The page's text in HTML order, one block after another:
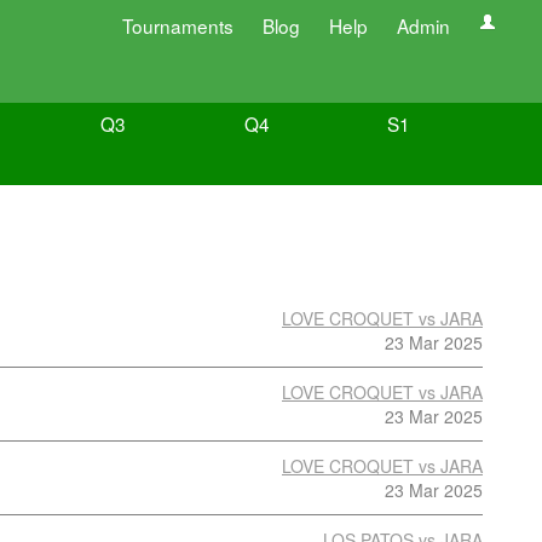
Tournaments Blog Help Admin
Q3 Q4
S1
LOVE CROQUET vs JARA
23 Mar 2025
LOVE CROQUET vs JARA
23 Mar 2025
LOVE CROQUET vs JARA
23 Mar 2025